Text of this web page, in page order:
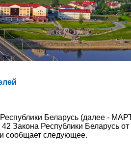
Беларусь (далее -
Закона Республики Беларусь
сообщает следующее.